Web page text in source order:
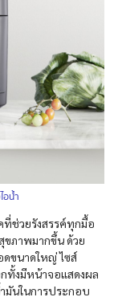
อน้ำ
ที่ช่วยรังสรรค์ทุกมื้อ
ขภาพมากขึ้นด้วย
ขนาดใหญ่ ไซส์
ทั้งมีหน้าจอแสดงผล
มันในการประกอบ